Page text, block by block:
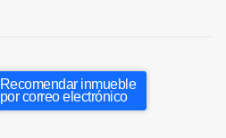
Recomendar inmueble
por correo electrónico